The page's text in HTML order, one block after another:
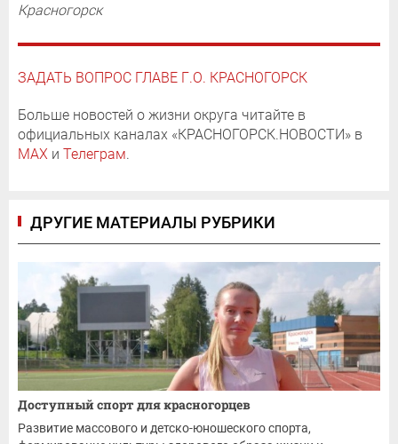
Красногорск
ЗАДАТЬ ВОПРОС ГЛАВЕ Г.О. КРАСНОГОРСК
Больше новостей о жизни округа читайте в
официальных каналах «КРАСНОГОРСК.НОВОСТИ» в
MAX и Телеграм.
ДРУГИЕ МАТЕРИАЛЫ РУБРИКИ
Доступный спорт для красногорцев
Развитие массового и детско-юношеского спорта,